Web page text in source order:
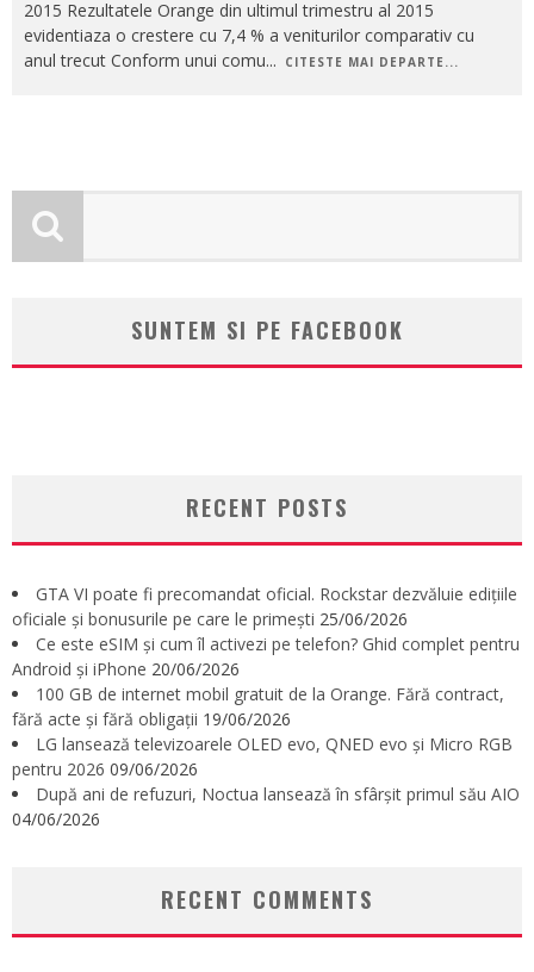
2015 Rezultatele Orange din ultimul trimestru al 2015
evidentiaza o crestere cu 7,4 % a veniturilor comparativ cu
anul trecut Conform unui comu... CITESTE MAI DEPARTE...
SUNTEM SI PE FACEBOOK
RECENT POSTS
GTA VI poate fi precomandat oficial. Rockstar dezvăluie edițiile
oficiale și bonusurile pe care le primești 25/06/2026
Ce este eSIM și cum îl activezi pe telefon? Ghid complet pentru
Android și iPhone 20/06/2026
100 GB de internet mobil gratuit de la Orange. Fără contract,
fără acte și fără obligații 19/06/2026
LG lansează televizoarele OLED evo, QNED evo și Micro RGB
pentru 2026 09/06/2026
După ani de refuzuri, Noctua lansează în sfârșit primul său AIO
04/06/2026
RECENT COMMENTS